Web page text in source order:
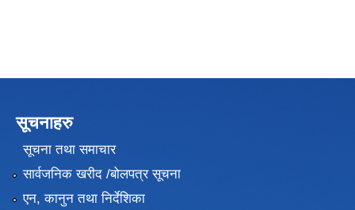
सूचनाहरु
सूचना तथा समाचार
सार्वजनिक खरीद /बोलपत्र सूचना
एन, कानुन तथा निर्देशिका